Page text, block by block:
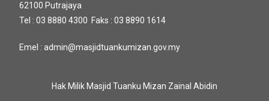
62100 Putrajaya
Tel : 03 8880 4300 Faks : 03 8890 1614
Emel : admin@masjidtuankumizan.gov.my
Hak Milik Masjid Tuanku Mizan Zainal Abidin